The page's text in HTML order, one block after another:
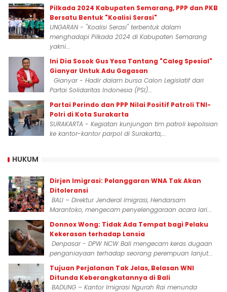
Pilkada 2024 Kabupaten Semarang, PPP dan PKB
Bersatu Bentuk "Koalisi Serasi"
UNGARAN - "Koalisi Serasi" terbentuk dalam
menghadapi Pilkada 2024 di Kabupaten Semarang
yakni...
Ini Dia Sosok Gus Yesa Tantang "Caleg Spesial"
Gianyar Untuk Adu Gagasan
Gianyar - Hadir dalam bursa Calon Legislatif dari
Partai Solidaritas Indonesia (PSI)...
Partai Perindo dan PPP Nilai Positif Patroli TNI-
Polri di Kota Surakarta
SURAKARTA - Kegiatan kunjungan tim patroli kepolisian
ke kantor-kantor parpol di Surakarta,...
HUKUM
Dirjen Imigrasi: Pelanggaran WNA Tak Akan
Ditoleransi
BALI – Direktur Jenderal Imigrasi, Hendarsam
Marantoko, mengecam penyelenggaraan acara lari...
Donnox Wong: Tidak Ada Tempat bagi Pelaku
Kekerasan terhadap Lansia
Denpasar - DPW NCW Bali mengecam keras dugaan
penganiayaan terhadap seorang perempuan lanjut...
Tujuan Perjalanan Tak Jelas, Belasan WNI
Ditunda Keberangkatannya di Bali
BADUNG – Kantor Imigrasi Ngurah Rai menunda